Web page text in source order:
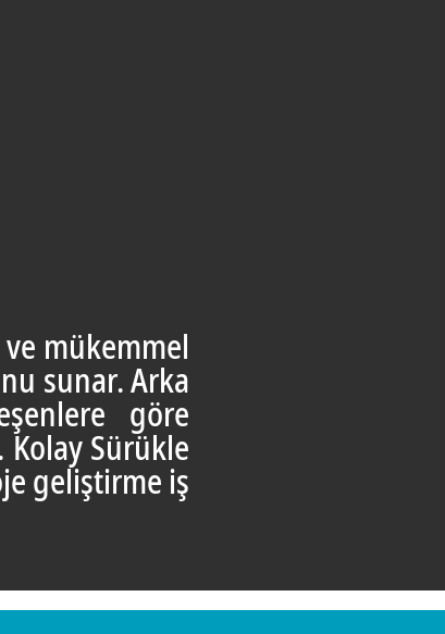
mükemmel
sunar. Arka
göre
Sürükle
geliştirme iş